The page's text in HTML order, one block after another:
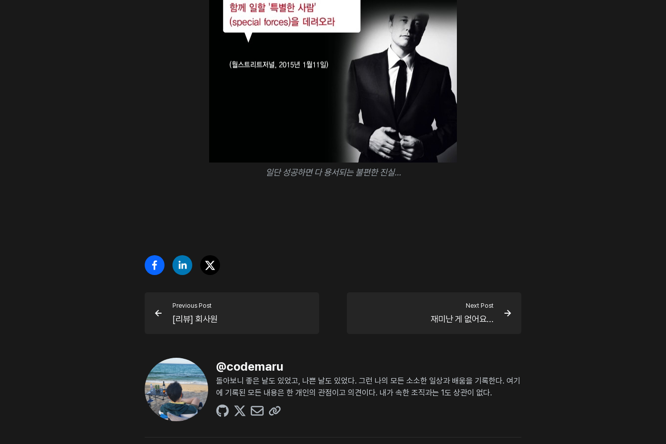
일단 성공하면 다 용서되는 불편한 진실…
Previous Post
[리뷰] 회사원
Next Post
재미난 게 없어요…
@codemaru
돌아보니 좋은 날도 있었고, 나쁜 날도 있었다. 그런 나의 모든 소소한 일상과 배움을 기록한다. 여기
에 기록된 모든 내용은 한 개인의 관점이고 의견이다. 내가 속한 조직과는 1도 상관이 없다.